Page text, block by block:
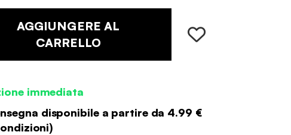
AGGIUNGERE AL
CARRELLO
immediata
disponibile a partire da 4.99 €
)